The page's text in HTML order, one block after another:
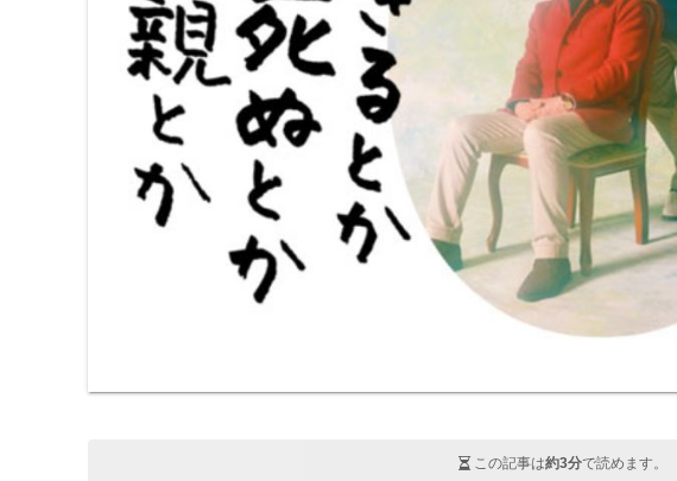
この記事は約3分で読めます。